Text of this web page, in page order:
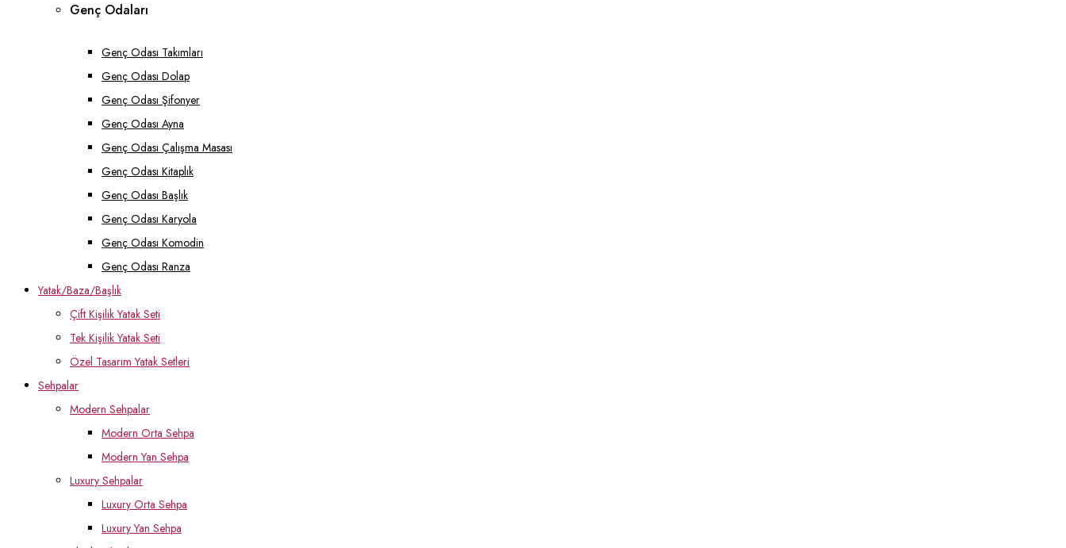
Genç Odaları
Genç Odası Takımları
Genç Odası Dolap
Genç Odası Şifonyer
Genç Odası Ayna
Genç Odası Çalışma Masası
Genç Odası Kitaplık
Genç Odası Başlık
Genç Odası Karyola
Genç Odası Komodin
Genç Odası Ranza
Yatak/Baza/Başlık
Çift Kişilik Yatak Seti
Tek Kişilik Yatak Seti
Özel Tasarım Yatak Setleri
Sehpalar
Modern Sehpalar
Modern Orta Sehpa
Modern Yan Sehpa
Luxury Sehpalar
Luxury Orta Sehpa
Luxury Yan Sehpa